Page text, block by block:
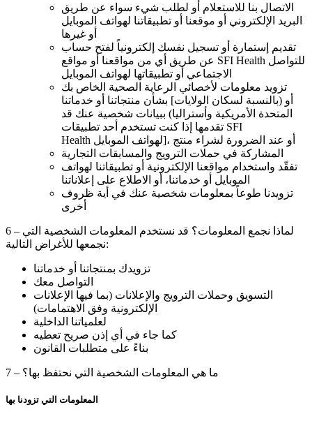
الاتصال بنا للاستعلام أو لطلب شيء سواء عن طريق
البريد الإلكتروني أو موقعنا أو تطبيقاتنا لهواتف الموبايل
أو غيرها
تقديم إستمارة أو تسجيل نفسك إلكترونياً لفتح حساب
عن طريق أي من مواقعنا أو مواقع SFI Health للتواصل
الاجتماعي أو تطبيقاتها لهواتف الموبايل
تزويد معلومات لأخصائي الرعاية الصحية الخاص بك
بشأن منتجاتنا أو خدماتنا [أو (بالنسبة لسكان الولايات
المتحدة الأمريكية وأستراليا) ببيانات شخصية عنك قد
تقدمها إذا كنت تستخدم أحد تطبيقات SFI
Health لهواتف الموبايل]، أو عند الضرورة لشراء منتج
المشاركة في حملات الترويج والمسابقات التجارية
تفقّد واستخدام مواقعنا الإلكترونية أو تطبيقاتنا لهواتف
الموبايل أو خدماتنا، أو الاطلاع على إعلاناتنا
تزويدنا طوعاً بمعلومات شخصية عنك في أية ظروف
أخرى
6 – لماذا نجمع المعلومات؟ قد نستخدم المعلومات الشخصية التي
نجمعها للأغراض التالية:
تزويدك بمنتجاتنا أو خدماتنا
التواصل معك
التسويق وحملات الترويج والإعلانات (بما فيها الإعلانات
الإلكترونية وفق الاهتمامات)
لعلمياتنا الداخلية
بناءً على متطلبات القانون
7 – ما هي المعلومات الشخصية التي نحتفظ بها؟
المعلومات التي تزودنا بها